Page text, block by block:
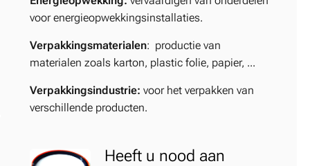
voor energieopwekkingsinstallaties.
Verpakkingsmaterialen: productie van
materialen zoals karton, plastic folie, papier, ...
Verpakkingsindustrie: voor het verpakken van
verschillende producten.
Heeft u nood aan